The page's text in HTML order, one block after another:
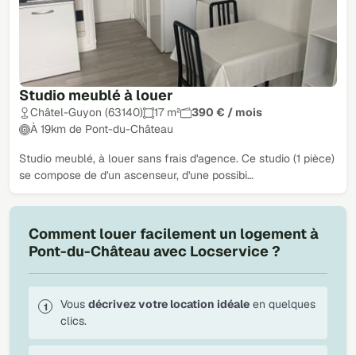
Studio meublé à louer
Châtel-Guyon (63140) 17 m²
390 € / mois
À 19km de Pont-du-Château
Studio meublé, à louer sans frais d'agence. Ce studio (1 pièce)
se compose de d'un ascenseur, d'une possibi…
Comment louer facilement un logement à
Pont-du-Château avec Locservice ?
Vous décrivez votre location idéale en quelques
clics.